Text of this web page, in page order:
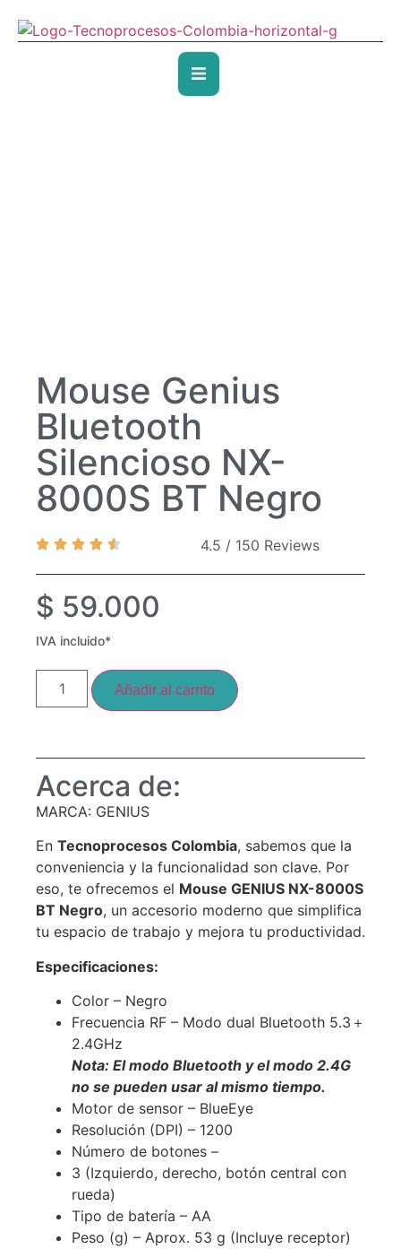
Mouse Genius
Bluetooth
Silencioso NX-
8000S BT Negro
4.5 / 150 Reviews
$ 59.000
IVA incluido*
Añadir al carrito
Acerca de:
MARCA: GENIUS
En Tecnoprocesos Colombia, sabemos que la
conveniencia y la funcionalidad son clave. Por
eso, te ofrecemos el Mouse GENIUS NX-8000S
BT Negro, un accesorio moderno que simplifica
tu espacio de trabajo y mejora tu productividad.
Especificaciones:
Color – Negro
Frecuencia RF – Modo dual Bluetooth 5.3＋
2.4GHz
Nota: El modo Bluetooth y el modo 2.4G
no se pueden usar al mismo tiempo.
Motor de sensor – BlueEye
Resolución (DPI) – 1200
Número de botones –
3 (Izquierdo, derecho, botón central con
rueda)
Tipo de batería – AA
Peso (g) – Aprox. 53 g (Incluye receptor)